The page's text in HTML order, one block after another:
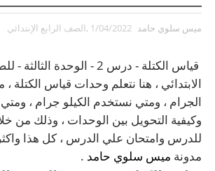
ميس سلوي حامد 1/04/2022 ,الصف الرابع الإبتدائي
قياس الكتلة - درس 2 - الوحدة
الابتدائي ، هنا نتعلم وحدات قياس الكتلة
الجرام ، ومتي نستخدم الكيلو جرام ،
وكيفية التحويل بين الوحدات ، وذلك من
للدرس وامتحان علي الدرس ، كل هذا
مدونة ميس سلوي حامد .